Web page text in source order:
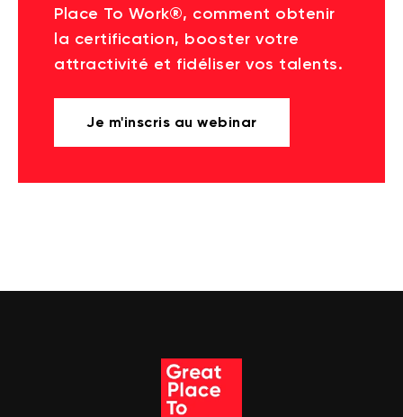
Place To Work®, comment obtenir
la certification, booster votre
attractivité et fidéliser vos talents.
Je m'inscris au webinar